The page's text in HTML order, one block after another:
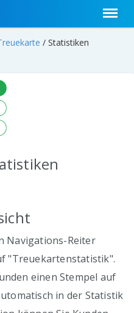
/ Statistiken
Navigations-Reiter
"Treuekartenstatistik".
einen Stempel auf
in der Statistik